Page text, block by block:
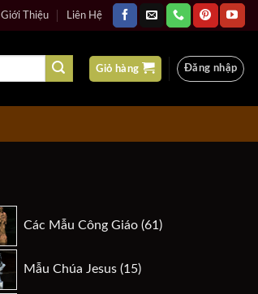
Giới Thiệu Liên Hệ
Giỏ hàng Đăng nhập
Các Mẫu Công Giáo 61
sản
Mẫu Chúa Jesus 15
sản